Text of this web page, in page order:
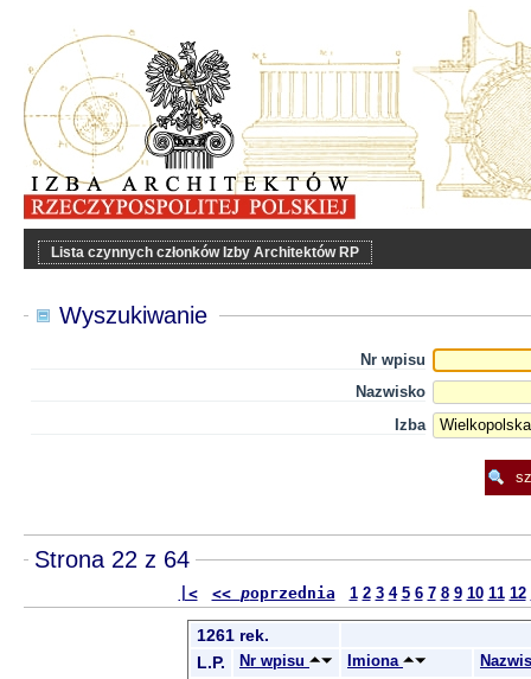
Lista czynnych członków Izby Architektów RP
Wyszukiwanie
Nr wpisu
Nazwisko
Izba
Strona 22 z 64
|< << poprzednia 1 2 3 4 5 6 7 8 9 10 11 12
1261 rek.
L.P.
Nr wpisu Imiona